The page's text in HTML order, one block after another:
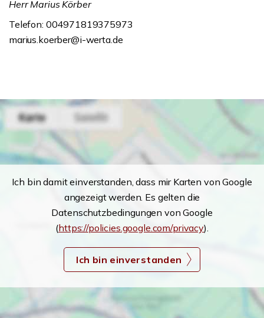
Herr Marius Körber
Telefon: 004971819375973
marius.koerber@i-werta.de
Ich bin damit einverstanden, dass mir Karten von Google
angezeigt werden. Es gelten die
Datenschutzbedingungen von Google
(https://policies.google.com/privacy).
Ich bin einverstanden